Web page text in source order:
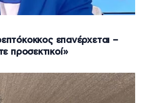
επανέρχεται –
προσεκτικοί»